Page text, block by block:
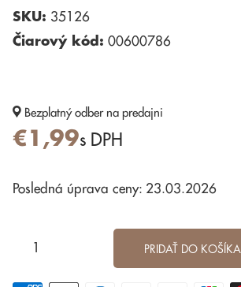
SKU: 35126
Čiarový kód: 00600786
Bezplatný odber na predajni
€1,99s DPH
Posledná úprava ceny: 23.03.2026
PRIDAŤ DO KOŠÍKA